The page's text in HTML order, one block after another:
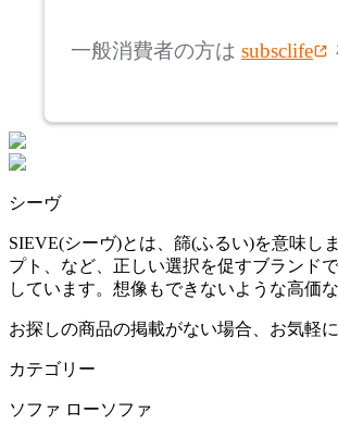
~
一般消費者の方は subsclife
シーヴ
SIEVE(シーヴ)とは、篩(ふるい)を意味
プト、など、正しい選択を促すブランド
しています。想像もできないような高価
お探しの商品の掲載がない場合、お気軽に
カテゴリー
ソファ ローソファ